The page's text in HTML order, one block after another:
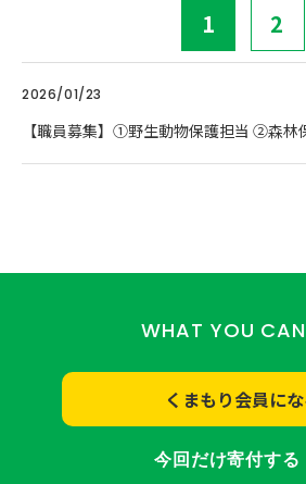
1 2
2026/01/23
【職員募集】①野生動物保護担当 ②森林
WHAT YOU
くまもり会員に
今回だけ寄付する